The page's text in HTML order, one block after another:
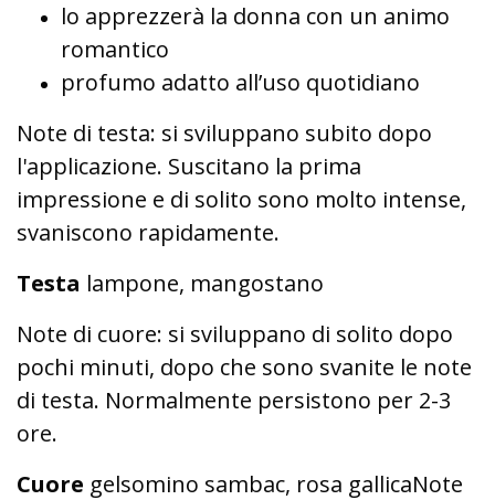
lo apprezzerà la donna con un animo
romantico
profumo adatto all’uso quotidiano
Note di testa: si sviluppano subito dopo
l'applicazione. Suscitano la prima
impressione e di solito sono molto intense,
svaniscono rapidamente.
Testa lampone, mangostano
Note di cuore: si sviluppano di solito dopo
pochi minuti, dopo che sono svanite le note
di testa. Normalmente persistono per 2-3
ore.
Cuore gelsomino sambac, rosa gallicaNote